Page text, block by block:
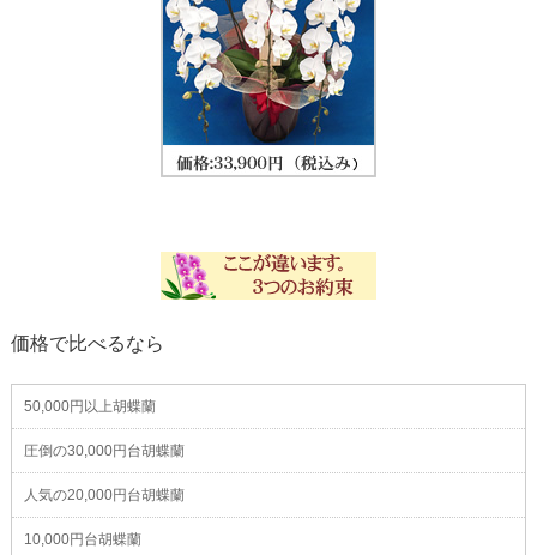
価格で比べるなら
50,000円以上胡蝶蘭
圧倒の30,000円台胡蝶蘭
人気の20,000円台胡蝶蘭
10,000円台胡蝶蘭